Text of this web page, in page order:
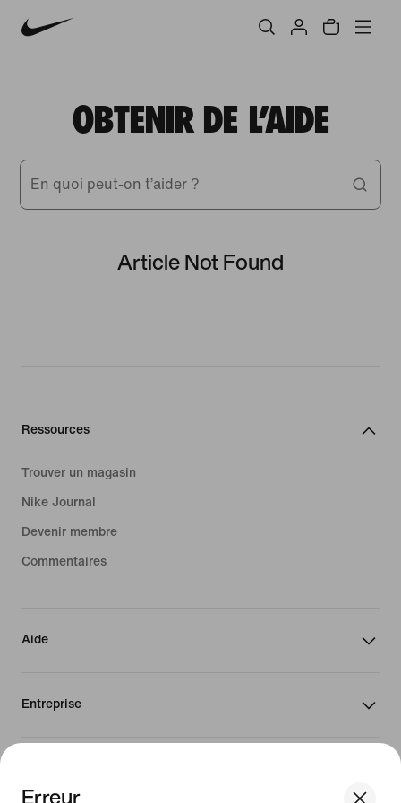
OBTENIR DE L'AIDE
En quoi peut-on t’aider ?
Article Not Found
Ressources
Trouver un magasin
Nike Journal
Devenir membre
Commentaires
Aide
Entreprise